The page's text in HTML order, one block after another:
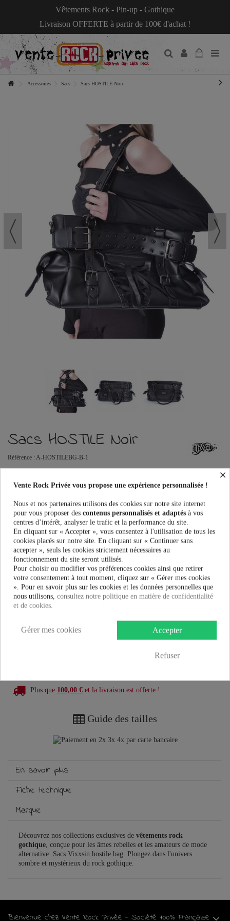
Vêtements Rock - Pin-up - Gothique
Livraison OFFERTE à partir de 100€ d'achat !
Accessoires Sacs Sacs HOSTILE Noir
Sacs HOSTILE Noir
Référence : A-HOSTILEBG-B-1
spécialiste des accessoires Rock, Pinup, Rockabilly, Rétro, Glamour,
Taille:
Couleur:
39,99 €
AJOUTER AU PANIER
Plus que 100,00 € et la livraison est offerte !
Guide des tailles
En savoir plus
Fiche technique
Marque
Découvrez nos collections exclusives de vêtements rock
gothique, conçue pour les âmes rebelles et les amateurs de mode
alternative. Sacs Vixxsin hostile bag. Plongez dans l'univers
sombre et mystérieux du rock gothique.
Bienvenue chez Vente Rock Privée - Société 100% Française
×
Vente Rock Privée vous propose une expérience personnalisée !
Nous et nos partenaires utilisons des cookies sur notre site internet
pour vous proposer des contenus personnalisés et adaptés à vos
centres d’intérêt, analyser le trafic et la performance du site.
En cliquant sur « Accepter », vous consentez à l'utilisation de tous les
cookies placés sur notre site. En cliquant sur « Continuer sans
accepter », seuls les cookies strictement nécessaires au
fonctionnement du site seront utilisés.
Pour choisir ou modifier vos préférences cookies ainsi que retirer
votre consentement à tout moment, cliquez sur « Gérer mes cookies
». Pour en savoir plus sur les cookies et les données personnelles que
nous utilisons, consultez notre politique en matière de confidentialité
et de cookies.
Accepter
Refuser
Gérer mes cookies